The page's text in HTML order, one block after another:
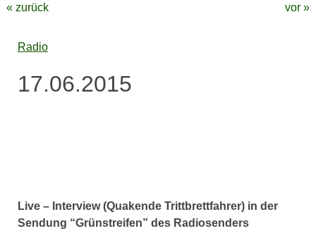
« zurück vor »
Radio
17.06.2015
Live – Interview (Quakende Trittbrettfahrer) in der
Sendung “Grünstreifen” des Radiosenders